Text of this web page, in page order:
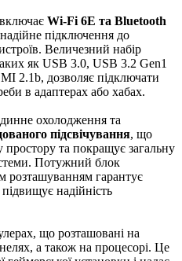
Wi-Fi 6E та Bluetooth
підключення до
Величезний набір
як USB 3.0, USB 3.2 Gen1
2.1b, дозволяє підключати
в адаптерах або хабах.
охолодження та
підсвічування, що
та покращує загальну
Потужний блок
розташуванням гарантує
надійність
що розташовані на
а також на процесорі. Це